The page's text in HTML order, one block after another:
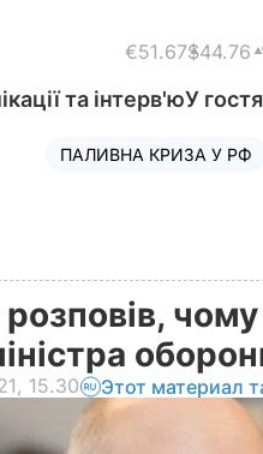
€51.67$44.76
та інтерв'юУ
ПАЛИВНА КРИЗА У РФ
розповів,
15.30 Этот материал